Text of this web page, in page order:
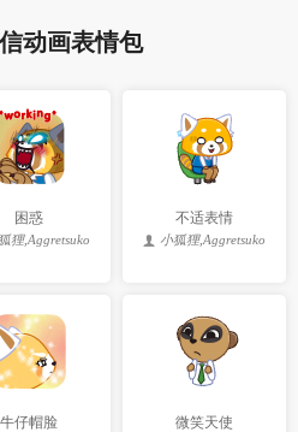
动画表情包
困惑
狸,Aggretsuko
不适表情
小狐狸,Aggretsuko
牛仔帽脸 微笑天使